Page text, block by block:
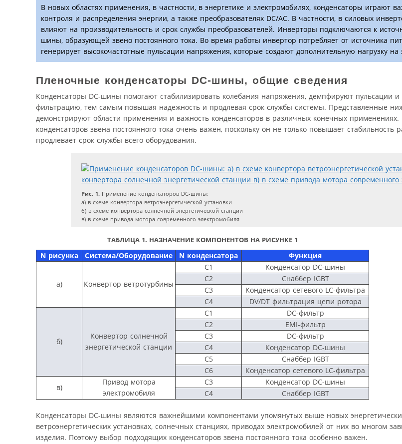
В новых областях применения, в частности, в энергетике и электромобилях, конденсаторы играют
контроля и распределения энергии, а также преобразователях DC/AC. В частности, в силовых
влияют на производительность и срок службы преобразователей. Инверторы подключаются к
шины, образующей звено постоянного тока. Во время работы инвертор потребляет от источника
генерирует высокочастотные пульсации напряжения, которые создают дополнительную нагрузку
Пленочные конденсаторы DC-шины, общие сведения
Конденсаторы DC-шины помогают стабилизировать колебания напряжения, демпфируют пульсации
фильтрацию, тем самым повышая надежность и продлевая срок службы системы. Представленные
демонстрируют области применения и важность конденсаторов в различных конечных
конденсаторов звена постоянного тока очень важен, поскольку он не только повышает стабильность
продлевает срок службы всего оборудования.
Рис. 1. Применение конденсаторов DC-шины:
а) в схеме конвертора ветроэнергетической установки
б) в схеме конвертора солнечной энергетической станции
в) в схеме привода мотора современного электромобиля
ТАБЛИЦА 1. НАЗНАЧЕНИЕ КОМПОНЕНТОВ НА РИСУНКЕ 1
N рисунка Система/Оборудование N конденсатора Функция
а) Конвертор ветротурбины
С1
Конденсатор DC-шины
С2
Снаббер IGBT
C3
Конденсатор сетевого LC-фильтра
С4
DV/DT фильтрация цепи ротора
б)
Конвертор солнечной
энергетической станции
С1
DC-фильтр
С2
EMI-фильтр
C3
DC-фильтр
С4
Конденсатор DC-шины
C5
Снаббер IGBT
C6
Конденсатор сетевого LC-фильтра
в)
Привод мотора
электромобиля
С3
Конденсатор DC-шины
C4
Снаббер IGBT
Конденсаторы DC-шины являются важнейшими компонентами упомянутых выше новых
ветроэнергетических установках, солнечных станциях, приводах электромобилей от них во многом
изделия. Поэтому выбор подходящих конденсаторов звена постоянного тока особенно важен.